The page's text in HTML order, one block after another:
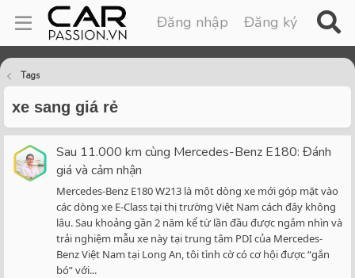
Đăng nhập Đăng ký
Tags
xe sang giá rẻ
Sau 11.000 km cùng Mercedes-Benz E180: Đánh
giá và cảm nhận
Mercedes-Benz E180 W213 là một dòng xe mới góp mặt vào
các dòng xe E-Class tại thị trường Việt Nam cách đây không
lâu. Sau khoảng gần 2 năm kể từ lần đầu được ngắm nhìn và
trải nghiệm mẫu xe này tại trung tâm PDI của Mercedes-
Benz Việt Nam tại Long An, tôi tình cờ có cơ hội được “gắn
bó” với...